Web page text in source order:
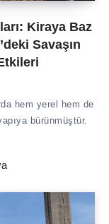
Kiraya Baz
Savaşın
hem yerel hem de
bürünmüştür.